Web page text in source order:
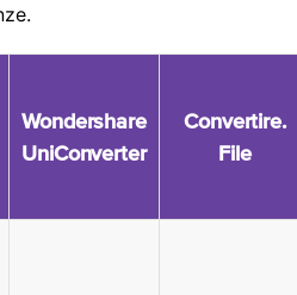
Wondershare
UniConverter
Convertire.
File